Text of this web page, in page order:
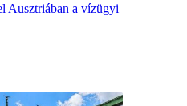
Ausztriában a vízügyi